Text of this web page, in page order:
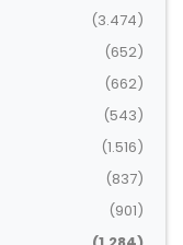
(3.474)
(652)
(662)
(543)
(1.516)
(837)
(901)